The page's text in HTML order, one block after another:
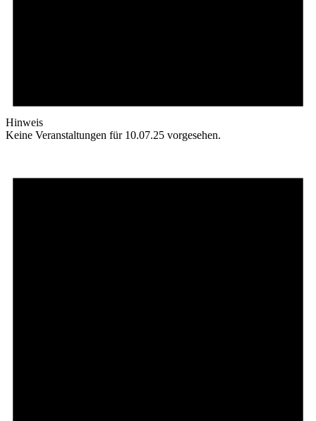
Hinweis
Keine Veranstaltungen für 10.07.25 vorgesehen.